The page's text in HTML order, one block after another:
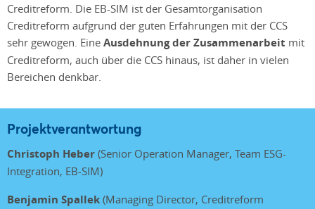
Creditreform. Die EB-SIM ist der Gesamtorganisation
Creditreform aufgrund der guten Erfahrungen mit der CCS
sehr gewogen. Eine Ausdehnung der Zusammenarbeit mit
Creditreform, auch über die CCS hinaus, ist daher in vielen
Bereichen denkbar.
Projektverantwortung
Christoph Heber (Senior Operation Manager, Team ESG-
Integration, EB-SIM)
Benjamin Spallek (Managing Director, Creditreform